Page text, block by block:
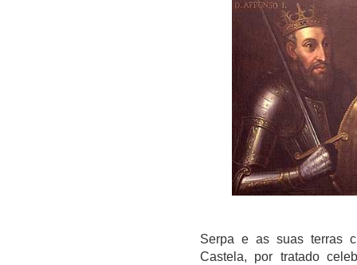
Serpa e as suas terras
Castela, por tratado